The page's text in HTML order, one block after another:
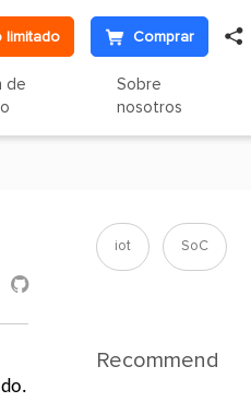
limitado Comprar 
de
Sobre
nosotros

iot SoC
Recommend